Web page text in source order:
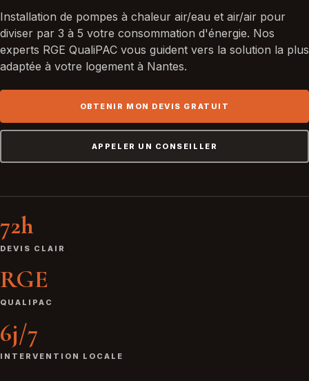
Installation de pompes à chaleur air/eau et air/air pour
diviser par 3 à 5 votre consommation d'énergie. Nos
experts RGE QualiPAC vous guident vers la solution la plus
adaptée à votre logement à Nantes.
OBTENIR MON DEVIS GRATUIT
APPELER UN CONSEILLER
72h
DEVIS CLAIR
RGE
QUALIPAC
6j/7
INTERVENTION LOCALE